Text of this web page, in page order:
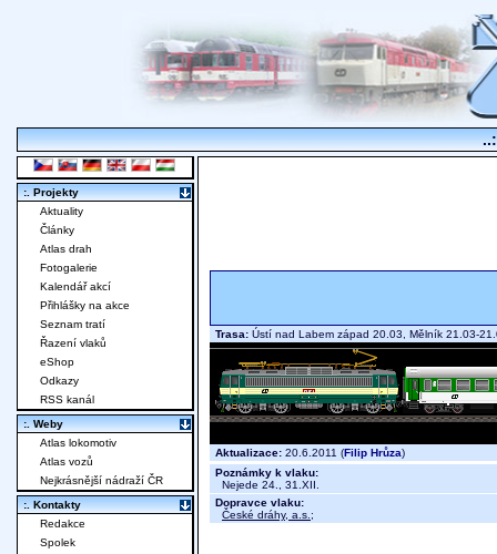
Trasa: Ústí nad Labem západ 20.03, Mělník 21.03-
Aktualizace: 20.6.2011 (Filip Hrůza)
Poznámky k vlaku:
Nejede 24., 31.XII.
Dopravce vlaku:
České dráhy, a.s. ;
:. Projekty
Aktuality
Články
Atlas drah
Fotogalerie
Kalendář akcí
Přihlášky na akce
Seznam tratí
Řazení vlaků
eShop
Odkazy
RSS kanál
:. Weby
Atlas lokomotiv
Atlas vozů
Nejkrásnější nádraží ČR
:. Kontakty
Redakce
Spolek